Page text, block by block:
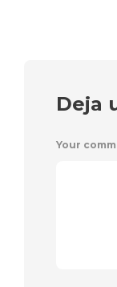
Deja
Your